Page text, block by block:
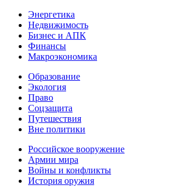
Энергетика
Недвижимость
Бизнес и АПК
Финансы
Макроэкономика
Образование
Экология
Право
Соцзащита
Путешествия
Вне политики
Российское вооружение
Армии мира
Войны и конфликты
История оружия